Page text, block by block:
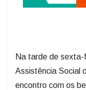
Na tarde de sexta-
Assistência Social
encontro com os